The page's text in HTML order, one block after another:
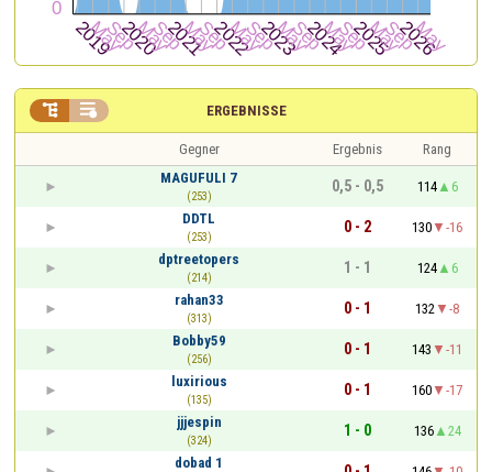
ERGEBNISSE
 
Gegner Ergebnis
Rang
MAGUFULI 7
(253)
0,5 - 0,5 114
6
DDTL
(253)
0 - 2 130
-16
dptreetopers
(214)
1 - 1 124
6
rahan33
(313)
0 - 1 132
-8
Bobby59
(256)
0 - 1 143
-11
luxirious
(135)
0 - 1 160
-17
jjjespin
(324)
1 - 0 136
24
dobad 1